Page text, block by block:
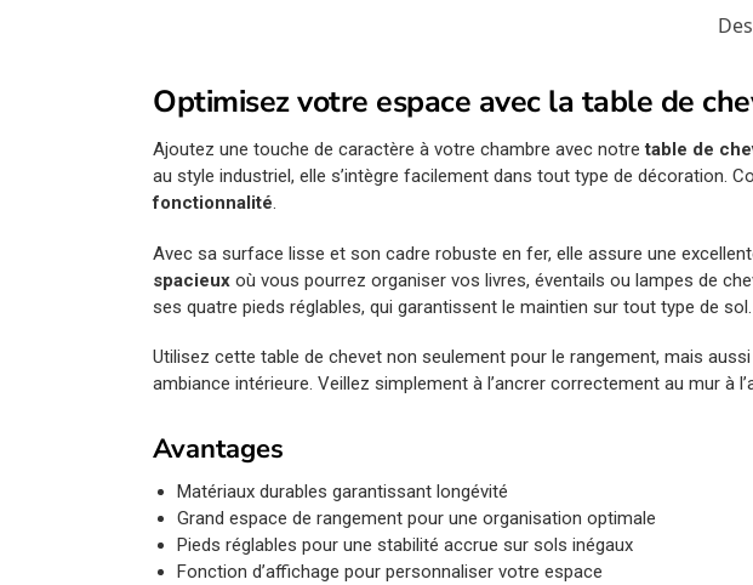
Optimisez votre espace avec la table de
Ajoutez une touche de caractère à votre chambre avec notretable de
au style industriel, elle s’intègre facilement dans tout type de décoration.
fonctionnalité.
Avec sa surface lisse et son cadre robuste en fer, elle assure une
spacieux où vous pourrez organiser vos livres, éventails ou lampes de
ses quatre pieds réglables, qui garantissent le maintien sur tout type de sol.
Utilisez cette table de chevet non seulement pour le rangement, mais
ambiance intérieure. Veillez simplement à l’ancrer correctement au mur à
Avantages
Matériaux durables garantissant longévité
Grand espace de rangement pour une organisation optimale
Pieds réglables pour une stabilité accrue sur sols inégaux
Fonction d’affichage pour personnaliser votre espace